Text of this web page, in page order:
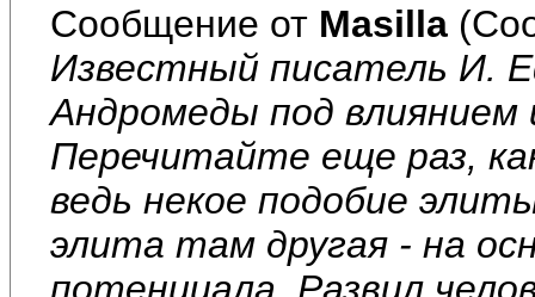
Сообщение от Masilla
Известный писатель И.
Андромеды под влиянием
Перечитайте еще раз,
ведь некое подобие
элита там другая - на
потенциала. Развил